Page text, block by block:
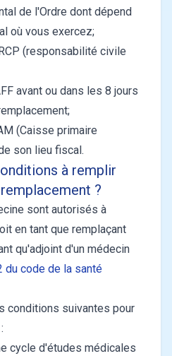
de l'Ordre dont dépend
où vous exercez;
(responsabilité civile
avant ou dans les 8 jours
(Caisse primaire
son lieu fiscal.
à remplir
?
sont autorisés à
en tant que remplaçant
qu'adjoint d'un médecin
du code de la santé
conditions suivantes pour
cycle d'études médicales